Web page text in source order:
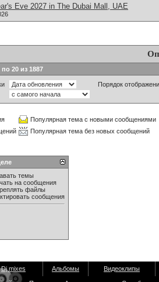
Eve 2027 in The Dubai Mall, UAE
20 из 1887
Порядок
Популярная тема с новыми сообщениями
Популярная тема без новых сообщений
темы
на сообщения
файлы
сообщения
Dj mixes Альбомы Видеоклипы